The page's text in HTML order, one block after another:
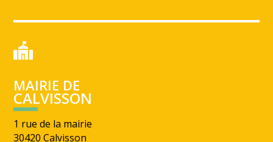
MAIRIE DE
CALVISSON
1 rue de la mairie
30420 Calvisson